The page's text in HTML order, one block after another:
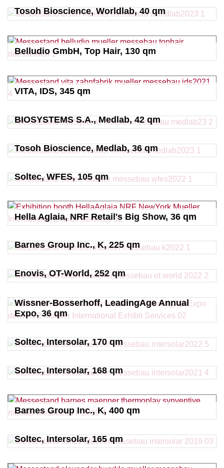
Tosoh Bioscience, Worldlab, 40 qm
Belludio GmbH, Top Hair, 130 qm
VITA, IDS, 345 qm
BIOSYSTEMS S.A., Medlab, 42 qm
Tosoh Bioscience, Medlab, 36 qm
Soltec, WFES, 105 qm
Hella Aglaia, NRF Retail's Big Show, 36 qm
Barnes Group Inc., K, 225 qm
Enovis, OT-World, 252 qm
Wissner-Bosserhoff, LeadingAge Annual
Expo, 36 qm
Soltec, Intersolar, 170 qm
Soltec, Intersolar, 168 qm
Barnes Group Inc., K, 400 qm
Soltec, Intersolar, 165 qm